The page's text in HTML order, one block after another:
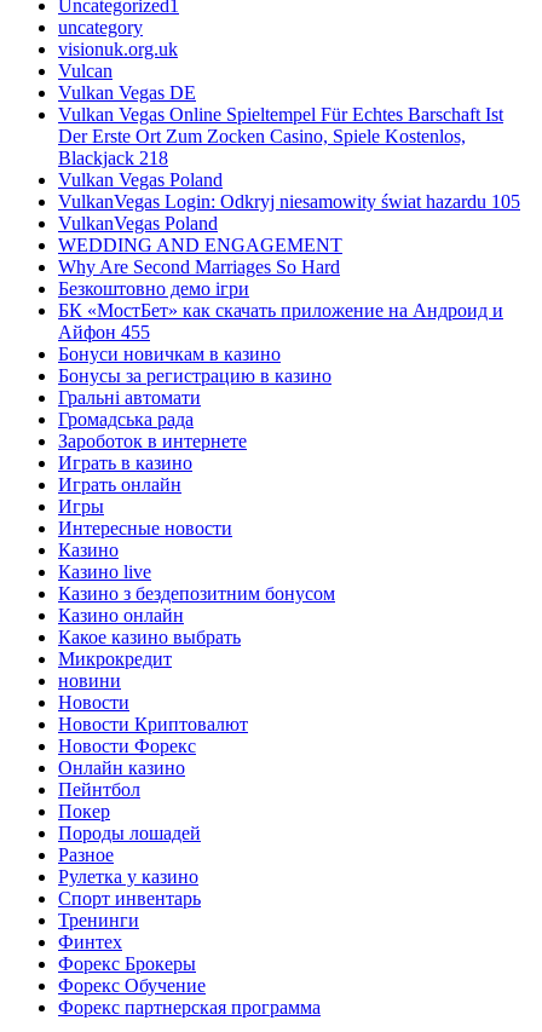
Uncategorized1
uncategory
visionuk.org.uk
Vulcan
Vulkan Vegas DE
Vulkan Vegas Online Spieltempel Für Echtes Barschaft Ist
Der Erste Ort Zum Zocken Casino, Spiele Kostenlos,
Blackjack 218
Vulkan Vegas Poland
VulkanVegas Login: Odkryj niesamowity świat hazardu 105
VulkanVegas Poland
WEDDING AND ENGAGEMENT
Why Are Second Marriages So Hard
Безкоштовно демо ігри
БК «МостБет» как скачать приложение на Андроид и
Айфон 455
Бонуси новичкам в казино
Бонусы за регистрацию в казино
Гральні автомати
Громадська рада
Зароботок в интернете
Играть в казино
Играть онлайн
Игры
Интересные новости
Казино
Казино live
Казино з бездепозитним бонусом
Казино онлайн
Какое казино выбрать
Микрокредит
новини
Новости
Новости Криптовалют
Новости Форекс
Онлайн казино
Пейнтбол
Покер
Породы лошадей
Разное
Рулетка у казино
Спорт инвентарь
Тренинги
Финтех
Форекс Брокеры
Форекс Обучение
Форекс партнерская программа